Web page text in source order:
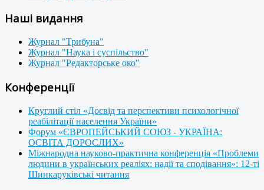
Наші видання
Журнал "Трибуна"
Журнал "Наука і суспільство"
Журнал "Редакторське око"
Конференції
Круглий стіл «Досвід та перспективи психологічної
реабілітації населення України»
Форум «ЄВРОПЕЙСЬКИЙ СОЮЗ - УКРАЇНА:
ОСВІТА ДОРОСЛИХ»
Міжнародна науково-практична конференція «Проблеми
людини в українських реаліях: надії та сподівання»: 12-ті
Шинкаруківські читання